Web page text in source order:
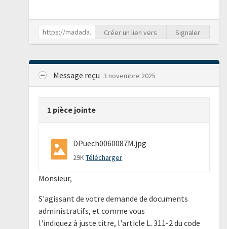
Créer un lien vers Signaler
Message reçu 3 novembre 2025
1 pièce jointe
DPuech0060087M.jpg
29KTélécharger
Monsieur,
S'agissant de votre demande de documents
administratifs, et comme vous
l'indiquez à juste titre, l'article L. 311-2 du code